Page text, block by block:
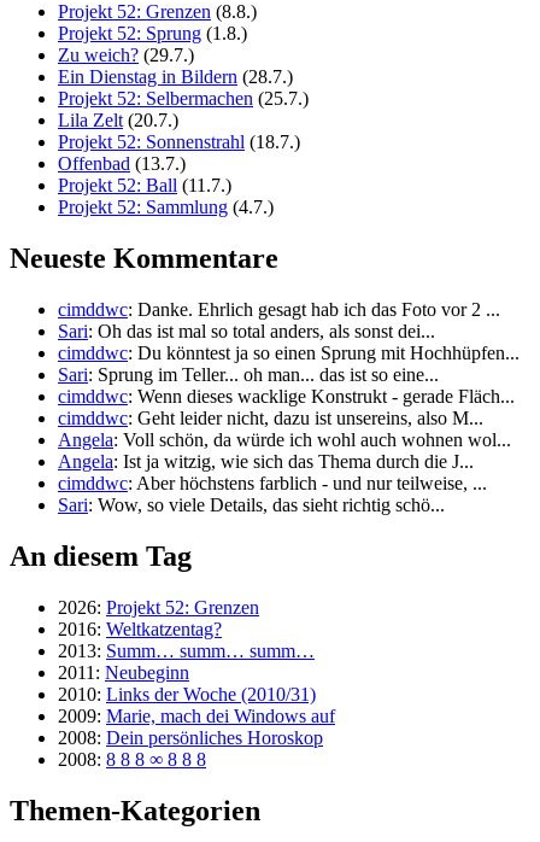
Projekt 52: Grenzen (8.8.)
Projekt 52: Sprung (1.8.)
Zu weich? (29.7.)
Ein Dienstag in Bildern (28.7.)
Projekt 52: Selbermachen (25.7.)
Lila Zelt (20.7.)
Projekt 52: Sonnenstrahl (18.7.)
Offenbad (13.7.)
Projekt 52: Ball (11.7.)
Projekt 52: Sammlung (4.7.)
Neueste Kommentare
cimddwc: Danke. Ehrlich gesagt hab ich das Foto vor 2 ...
Sari: Oh das ist mal so total anders, als sonst dei...
cimddwc: Du könntest ja so einen Sprung mit Hochhüpfen...
Sari: Sprung im Teller... oh man... das ist so eine...
cimddwc: Wenn dieses wacklige Konstrukt - gerade Fläch...
cimddwc: Geht leider nicht, dazu ist unsereins, also M...
Angela: Voll schön, da würde ich wohl auch wohnen wol...
Angela: Ist ja witzig, wie sich das Thema durch die J...
cimddwc: Aber höchstens farblich - und nur teilweise, ...
Sari: Wow, so viele Details, das sieht richtig schö...
An diesem Tag
2026: Projekt 52: Grenzen
2016: Weltkatzentag?
2013: Summ… summ… summ…
2011: Neubeginn
2010: Links der Woche (2010/31)
2009: Marie, mach dei Windows auf
2008: Dein persönliches Horoskop
2008: 8 8 8 ∞ 8 8 8
Themen-Kategorien